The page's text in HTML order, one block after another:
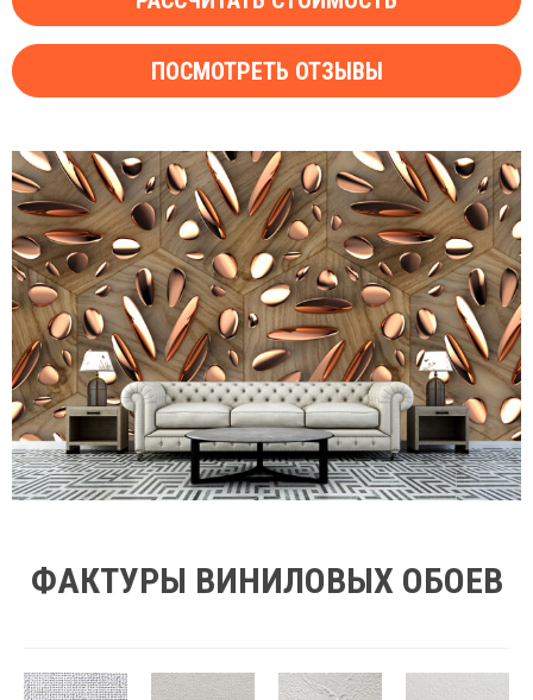
ПОСМОТРЕТЬ ОТЗЫВЫ
ФАКТУРЫ ВИНИЛОВЫХ ОБОЕВ